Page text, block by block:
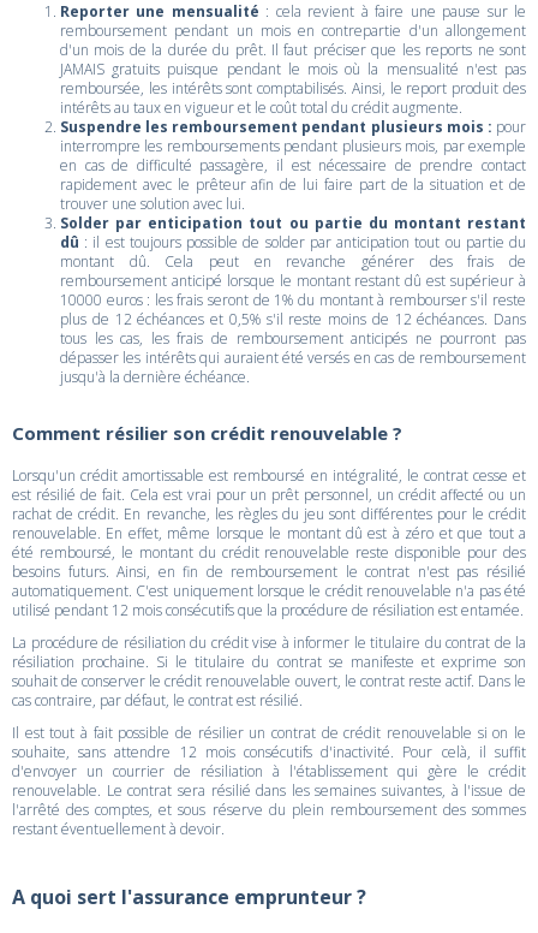
Reporter une mensualité : cela revient à faire une pause sur le
remboursement pendant un mois en contrepartie d'un allongement
d'un mois de la durée du prêt. Il faut préciser que les reports ne sont
JAMAIS gratuits puisque pendant le mois où la mensualité n'est pas
remboursée, les intérêts sont comptabilisés. Ainsi, le report produit des
intérêts au taux en vigueur et le coût total du crédit augmente.
Suspendre les remboursement pendant plusieurs mois : pour
interrompre les remboursements pendant plusieurs mois, par exemple
en cas de difficulté passagère, il est nécessaire de prendre contact
rapidement avec le prêteur afin de lui faire part de la situation et de
trouver une solution avec lui.
Solder par enticipation tout ou partie du montant restant
dû : il est toujours possible de solder par anticipation tout ou partie du
montant dû. Cela peut en revanche générer des frais de
remboursement anticipé lorsque le montant restant dû est supérieur à
10000 euros : les frais seront de 1% du montant à rembourser s'il reste
plus de 12 échéances et 0,5% s'il reste moins de 12 échéances. Dans
tous les cas, les frais de remboursement anticipés ne pourront pas
dépasser les intérêts qui auraient été versés en cas de remboursement
jusqu'à la dernière échéance.
Comment résilier son crédit renouvelable ?
Lorsqu'un crédit amortissable est remboursé en intégralité, le contrat cesse et
est résilié de fait. Cela est vrai pour un prêt personnel, un crédit affecté ou un
rachat de crédit. En revanche, les règles du jeu sont différentes pour le crédit
renouvelable. En effet, même lorsque le montant dû est à zéro et que tout a
été remboursé, le montant du crédit renouvelable reste disponible pour des
besoins futurs. Ainsi, en fin de remboursement le contrat n'est pas résilié
automatiquement. C'est uniquement lorsque le crédit renouvelable n'a pas été
utilisé pendant 12 mois consécutifs que la procédure de résiliation est entamée.
La procédure de résiliation du crédit vise à informer le titulaire du contrat de la
résiliation prochaine. Si le titulaire du contrat se manifeste et exprime son
souhait de conserver le crédit renouvelable ouvert, le contrat reste actif. Dans le
cas contraire, par défaut, le contrat est résilié.
Il est tout à fait possible de résilier un contrat de crédit renouvelable si on le
souhaite, sans attendre 12 mois consécutifs d'inactivité. Pour celà, il suffit
d'envoyer un courrier de résiliation à l'établissement qui gère le crédit
renouvelable. Le contrat sera résilié dans les semaines suivantes, à l'issue de
l'arrêté des comptes, et sous réserve du plein remboursement des sommes
restant éventuellement à devoir.
A quoi sert l'assurance emprunteur ?